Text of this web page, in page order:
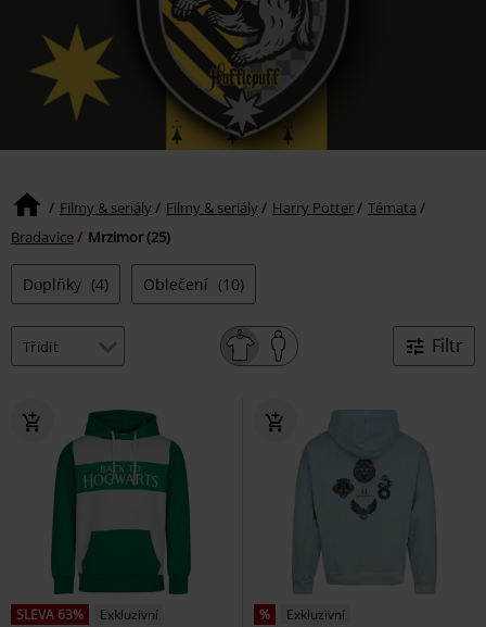
Filmy & seriály Filmy & seriály Harry Potter
Témata
Bradavice
Mrzimor (25)
Doplňky (4) Oblečení (10)
Filtr
SLEVA 63%
Exkluzivní
% Exkluzivní